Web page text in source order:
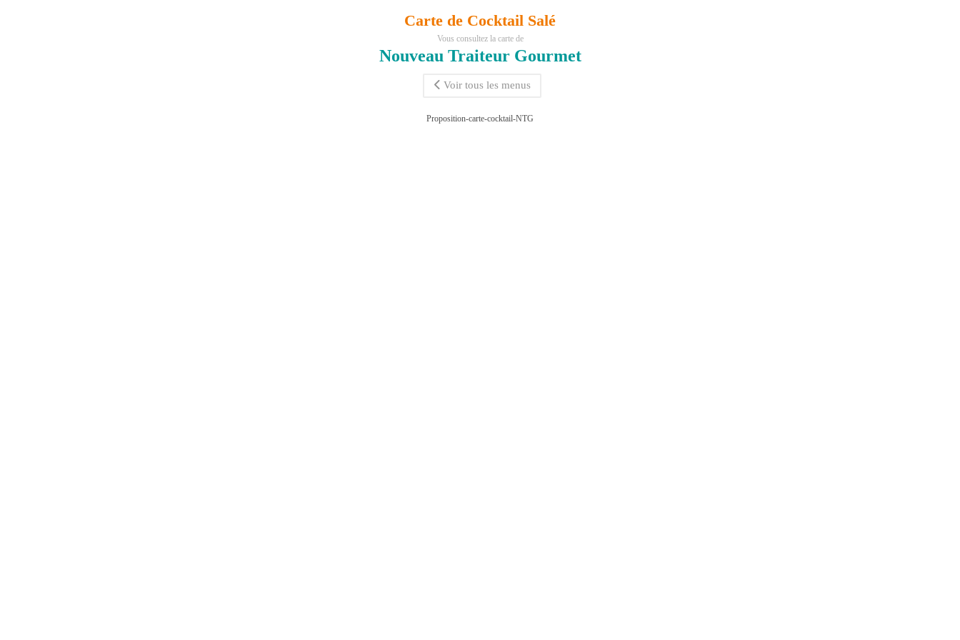
Carte de Cocktail Salé
Vous consultez la carte de
Nouveau Traiteur Gourmet
Voir tous les menus
Proposition-carte-cocktail-NTG